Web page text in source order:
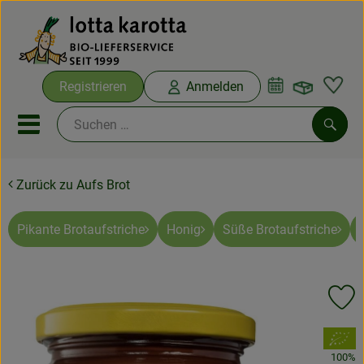
Registrieren Anmelden
Mobiles Menu öffnen oder
Ökokisten
Bio-Kochboxen
Ökokisten
Saisonthemen
Zurück zu Aufs Brot
Pikante Brotaufstriche Honig Süße Brotaufstriche
, Verband:
100%